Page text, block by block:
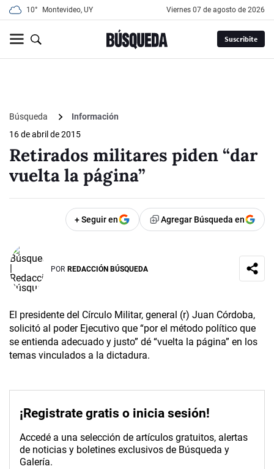
10° Montevideo, UY viernes 07 de agosto de 2026
Suscribite
Búsqueda
Información
16 de abril de 2015
Retirados militares piden “dar
vuelta la página”
+ Seguir en Agregar Búsqueda en
POR REDACCIÓN BÚSQUEDA
El presidente del Círculo Militar, general (r) Juan Córdoba,
solicitó al poder Ejecutivo que “por el método político que
se entienda adecuado y justo” dé “vuelta la página” en los
temas vinculados a la dictadura.
¡Registrate gratis o inicia sesión!
Accedé a una selección de artículos gratuitos, alertas
de noticias y boletines exclusivos de Búsqueda y
Galería.